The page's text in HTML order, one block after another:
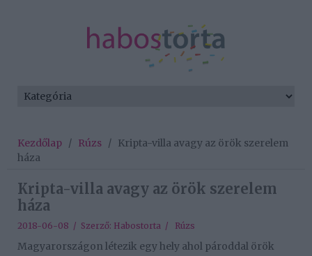
Kezdőlap / Rúzs / Kripta-villa avagy az örök szerelem
háza
Kripta-villa avagy az örök szerelem
háza
2018-06-08 / Szerző: Habostorta / Rúzs
Magyarországon létezik egy hely ahol pároddal örök